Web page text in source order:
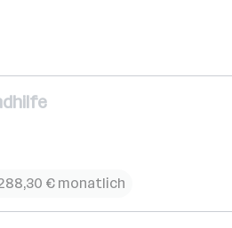
€ monatlich